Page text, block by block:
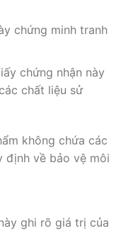
chứng minh tranh
chứng nhận này
chất liệu sử
không chứa các
định về bảo vệ môi
ghi rõ giá trị của